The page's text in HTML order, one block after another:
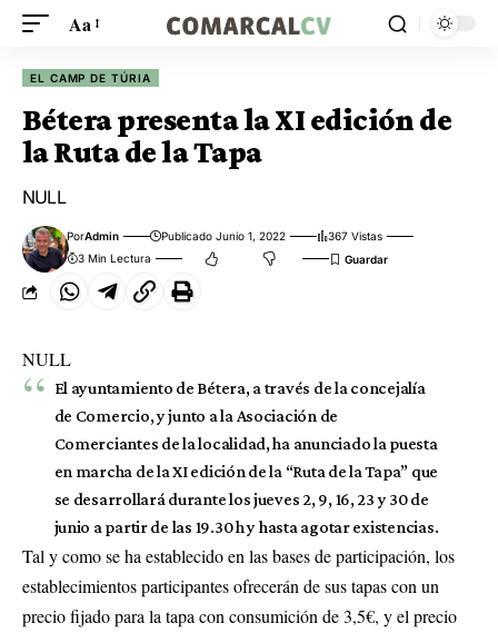
Aa
EL CAMP DE TÚRIA
Bétera presenta la XI edición de
la Ruta de la Tapa
NULL
PorAdmin Publicado Junio 1, 2022
367 Vistas
3 Min Lectura
NULL
El ayuntamiento de Bétera, a través de la concejalía
de Comercio, y junto a la Asociación de
Comerciantes de la localidad, ha anunciado la puesta
en marcha de la XI edición de la “Ruta de la Tapa” que
se desarrollará durante los jueves 2, 9, 16, 23 y 30 de
junio a partir de las 19.30 h y hasta agotar existencias.
Tal y como se ha establecido en las bases de participación, los
establecimientos participantes ofrecerán de sus tapas con un
precio fijado para la tapa con consumición de 3,5€, y el precio